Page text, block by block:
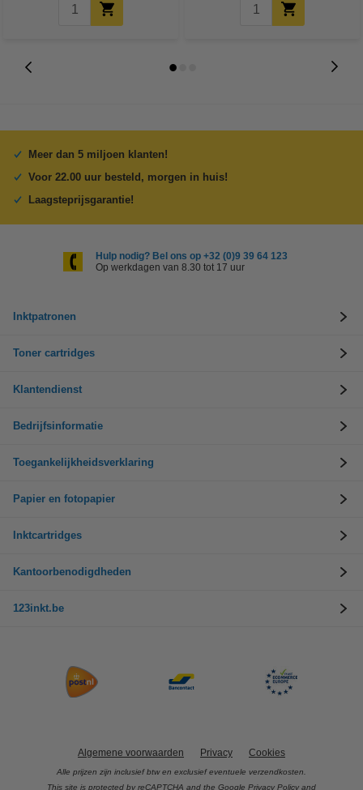
Meer dan 5 miljoen klanten!
Voor 22.00 uur besteld, morgen in huis!
Laagsteprijsgarantie!
Hulp nodig? Bel ons op +32 (0)9 39 64 123
Op werkdagen van 8.30 tot 17 uur
Inktpatronen
Toner cartridges
Klantendienst
Bedrijfsinformatie
Toegankelijkheidsverklaring
Papier en fotopapier
Inktcartridges
Kantoorbenodigdheden
123inkt.be
Algemene voorwaarden Privacy Cookies
Alle prijzen zijn inclusief btw en exclusief eventuele verzendkosten.
This site is protected by reCAPTCHA and the Google Privacy Policy and